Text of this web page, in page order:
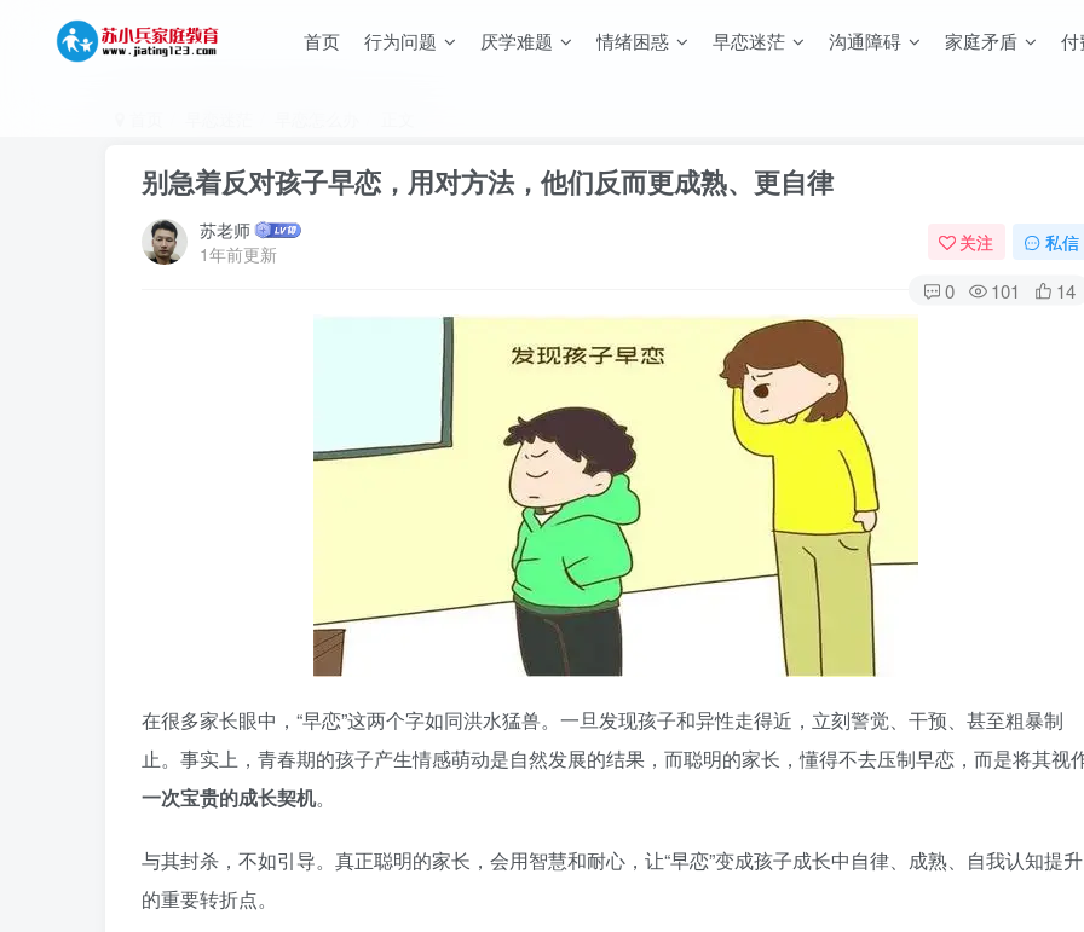
首页 行为问题 厌学难题 情绪困惑 早恋迷茫 沟通障碍 家庭矛盾 付
别急着反对孩子早恋，用对方法，他们反而更成熟、更自律
苏老师
1年前更新
关注 私信
0 101 14
在很多家长眼中，“早恋”这两个字如同洪水猛兽。一旦发现孩子和异性走得近，立刻警觉、干预、甚至粗暴制
止。事实上，青春期的孩子产生情感萌动是自然发展的结果，而聪明的家长，懂得不去压制早恋，而是将其视
一次宝贵的成长契机。
与其封杀，不如引导。真正聪明的家长，会用智慧和耐心，让“早恋”变成孩子成长中自律、成熟、自我认知提升
的重要转折点。